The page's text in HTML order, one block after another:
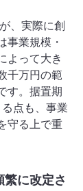
、実際に創
事業規模・
よって大き
千万円の範
す。据置期
点も、事業
守る上で重
に改定さ